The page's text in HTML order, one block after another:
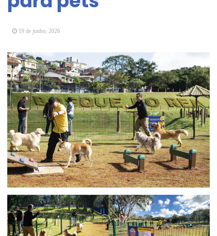
Vereadores Mirins iniciam jornada no Legislativo
mercado de trabalho
19 de junho, 2026